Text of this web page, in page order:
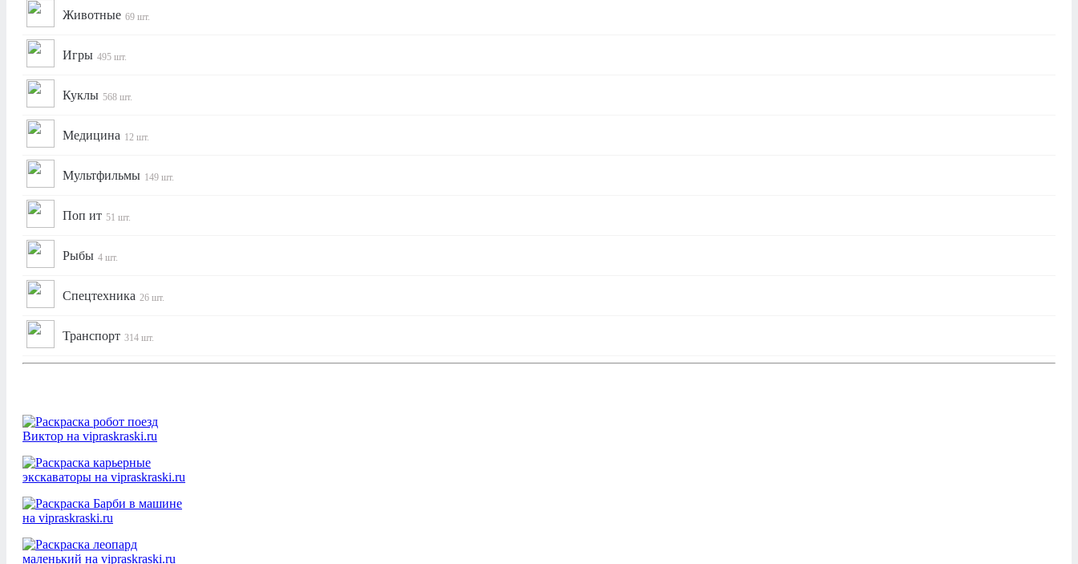
Животные 69 шт.
Игры 495 шт.
Куклы 568 шт.
Медицина 12 шт.
Мультфильмы 149 шт.
Поп ит 51 шт.
Рыбы 4 шт.
Спецтехника 26 шт.
Транспорт 314 шт.